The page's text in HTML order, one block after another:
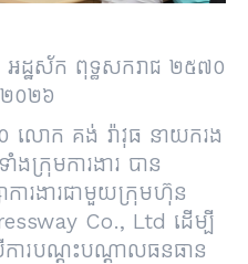
អដ្ឋស័ក ពុទ្ធសករាជ ២៥៧០
២០២៦
លោក គង់ រ៉ាវុធ នាយករង
ក្រុមការងារ បាន
ារងារជាមួយក្រុមហ៊ុន
Co., Ltd ដើម្បី
ារបណ្តុះបណ្តាលធនធាន